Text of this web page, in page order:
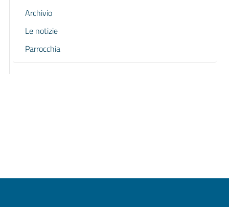
Archivio
Le notizie
Parrocchia